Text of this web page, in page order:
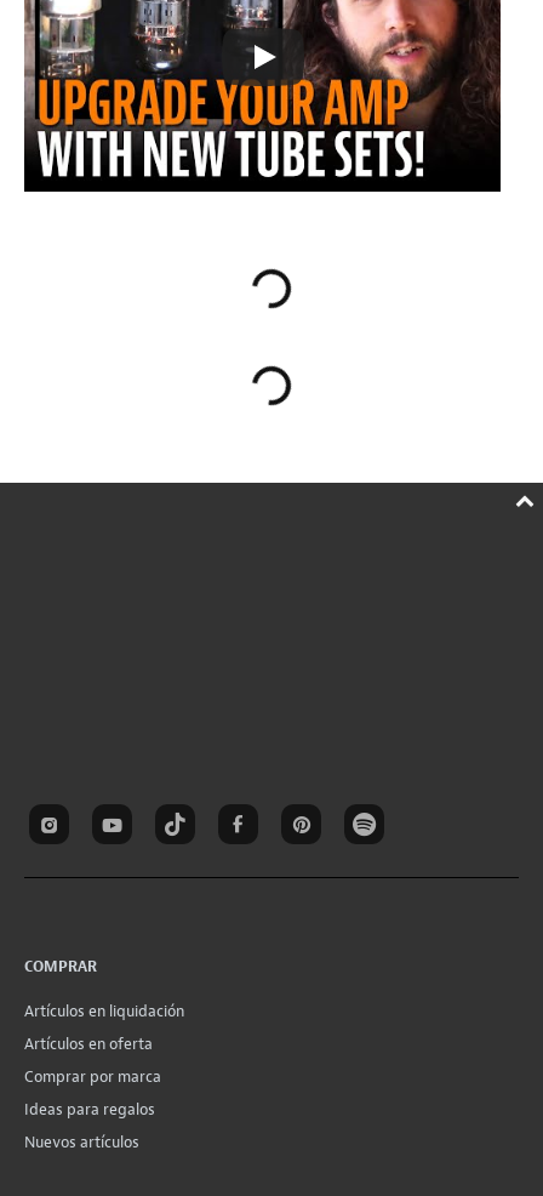
COMPRAR
Artículos en liquidación
Artículos en oferta
Comprar por marca
Ideas para regalos
Nuevos artículos